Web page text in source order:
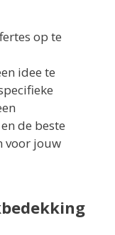
op te
idee te
de beste
voor jouw